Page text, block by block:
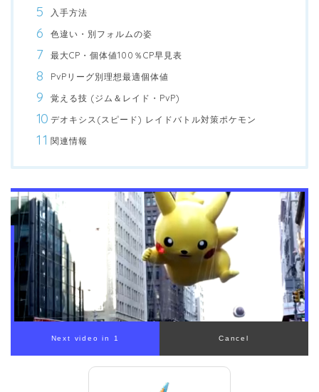
入手方法
色違い・別フォルムの姿
最大CP・個体値100％CP早見表
PvPリーグ別理想最適個体値
覚える技 (ジム＆レイド・PvP)
デオキシス(スピード) レイドバトル対策ポケモン
関連情報
00:00 /01:00